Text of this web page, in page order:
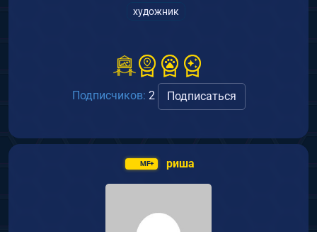
художник
Подписчиков: 2 Подписаться
MF+ риша